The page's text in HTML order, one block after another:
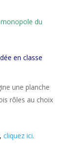
du
en classe
une planche
rôles au choix
cliquez ici.